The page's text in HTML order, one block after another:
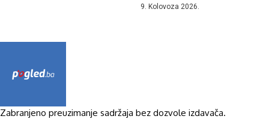
9. Kolovoza 2026.
Zabranjeno preuzimanje sadržaja bez dozvole izdavača.